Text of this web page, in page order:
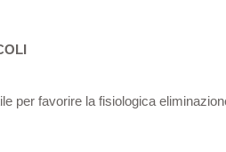
per favorire la fisiologica